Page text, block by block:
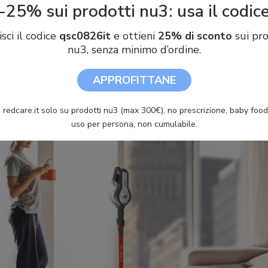
spesso ingiustamente sottovalutato, sono tre le
H-Free 100: ilpesoabbastanza contenuto (2,4 kg),
(un caso più unico che raro tra le scope elettriche a bastone) e
verticale
-25% sui prodotti nu3: usa il
il codice qsc0826ite ottieni 25% di sconto sui
nu3, senza minimo d’ordine.
APPROFITTANE
redcare.it solo su prodotti nu3 (max 300€), no prescrizione, baby
uso per persona, non cumulabile.